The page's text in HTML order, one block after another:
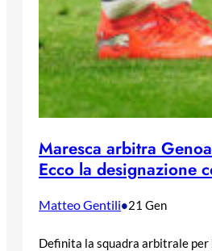
Maresca arbitra
Ecco la designazione
Matteo Gentili•21 Gen
Definita la squadra arbitrale per